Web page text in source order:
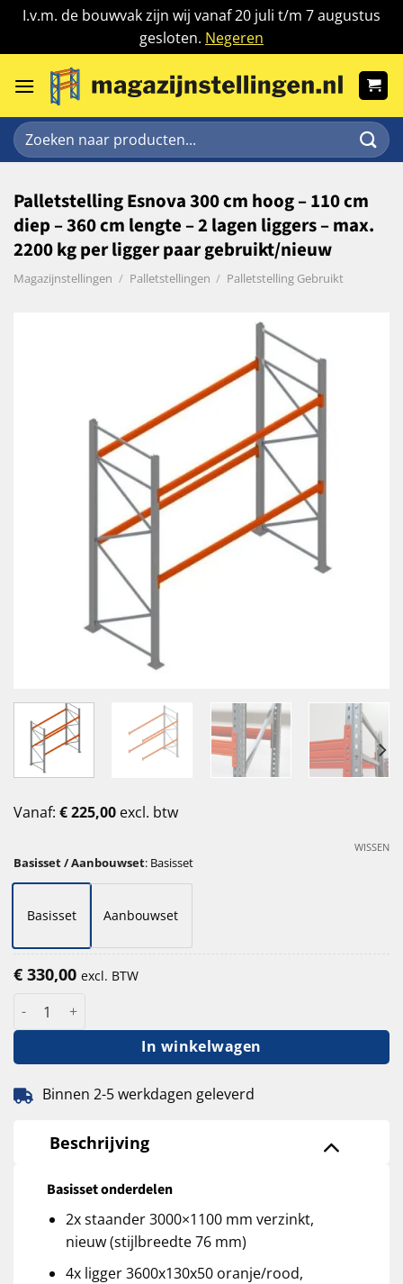
I.v.m. de bouwvak zijn wij vanaf 20 juli t/m 7 augustus
gesloten. Negeren
naar
Zoeken
naar:
Palletstelling Esnova 300 cm hoog – 110 cm
diep – 360 cm lengte – 2 lagen liggers – max.
2200 kg per ligger paar gebruikt/nieuw
Magazijnstellingen / Palletstellingen / Palletstelling Gebruikt
Vanaf: €225,00 excl. btw
Basisset / Aanbouwset: Basisset
Basisset Aanbouwset
WISSEN
€ 330,00 excl. BTW
Palletstelling Esnova 300 cm hoog - 110 cm diep - 360 cm
In winkelwagen
Binnen 2-5 werkdagen geleverd
Beschrijving
Basisset onderdelen
2x staander 3000×1100 mm verzinkt,
nieuw (stijlbreedte 76 mm)
4x ligger 3600x130x50 oranje/rood,